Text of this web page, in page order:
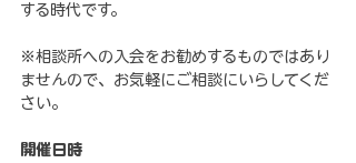
する時代です。
※相談所への入会をお勧めするものではあり
ませんので、お気軽にご相談にいらしてくだ
さい。
開催日時